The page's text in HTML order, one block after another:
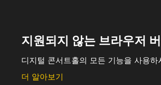
지원되지 않는 브라우저
디지털 콘서트홀의 모든 기능을 사용
더 알아보기